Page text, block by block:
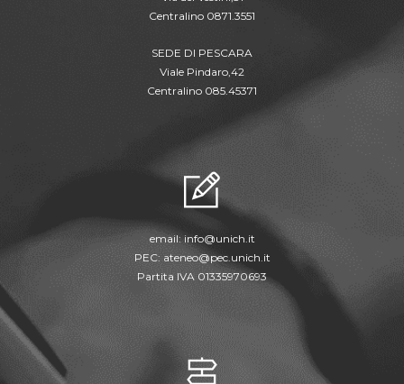
Centralino 0871.3551
SEDE DI PESCARA
Viale Pindaro,42
Centralino 085.45371
email:info@unich.it
PEC: ateneo@pec.unich.it
Partita IVA 01335970693